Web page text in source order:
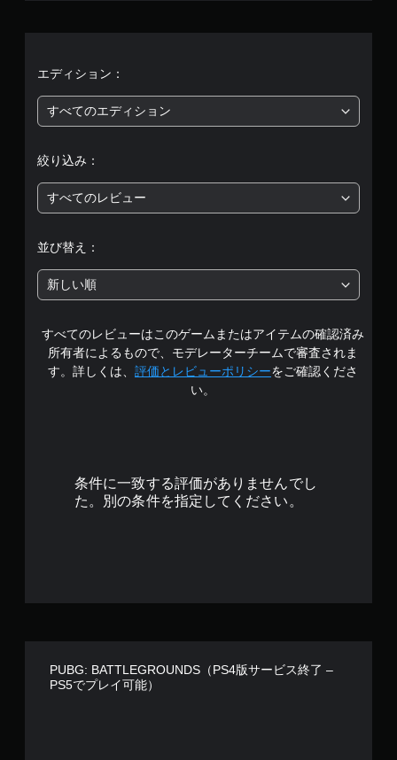
、
均
評
は
5
段
階
で
す
エディション：
すべてのエディション
絞り込み：
すべてのレビュー
並び替え：
新しい順
すべてのレビューはこのゲームまたはアイテムの確認済み
所有者によるもので、モデレーターチームで審査されま
す。詳しくは、 評価とレビューポリシーをご確認くださ
い。
条件に一致する評価がありませんでし
た。別の条件を指定してください。
PUBG: BATTLEGROUNDS（PS4版サービス終了 –
PS5でプレイ可能）